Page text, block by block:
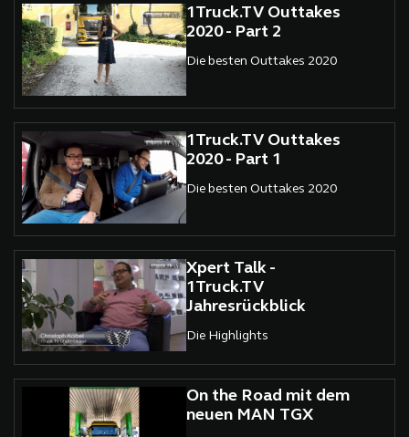
1Truck.TV Outtakes
2020 - Part 2
Die besten Outtakes 2020
1Truck.TV Outtakes
2020 - Part 1
Die besten Outtakes 2020
Xpert Talk -
1Truck.TV
Jahresrückblick
Die Highlights
On the Road mit dem
neuen MAN TGX